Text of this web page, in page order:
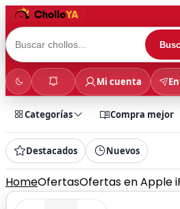
Mi cuenta
Categorías Compra mejor
Destacados Nuevos
HomeOfertasOfertas en Apple